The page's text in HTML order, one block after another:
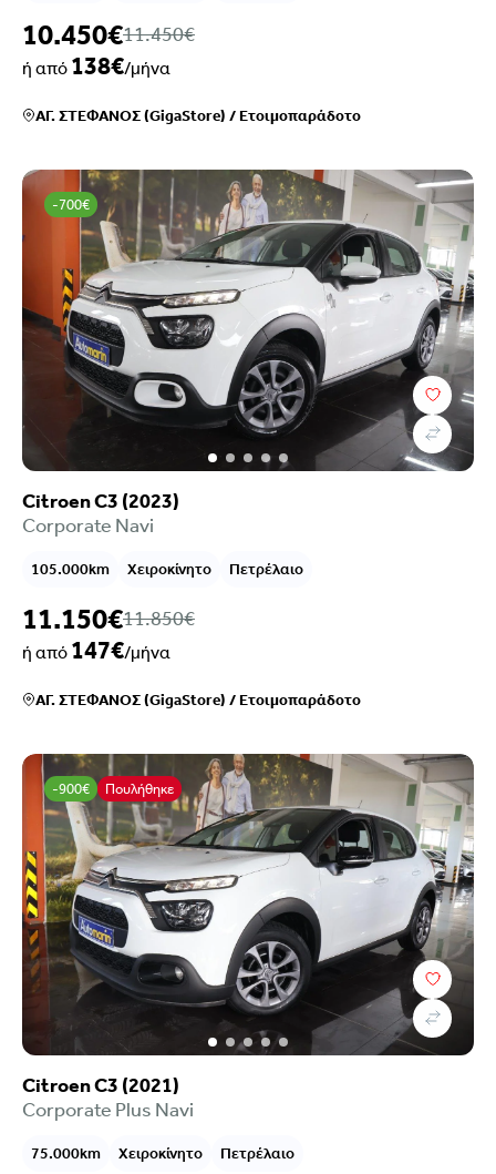
10.450€11.450€
ή από 138€/μήνα
ΑΓ. ΣΤΕΦΑΝΟΣ (GigaStore) /Ετοιμοπαράδοτο
-700€
Citroen C3 (2023)
Corporate Navi
105.000km Χειροκίνητο Πετρέλαιο
11.150€11.850€
ή από 147€/μήνα
ΑΓ. ΣΤΕΦΑΝΟΣ (GigaStore) /Ετοιμοπαράδοτο
-900€ Πουλήθηκε
Citroen C3 (2021)
Corporate Plus Navi
75.000km Χειροκίνητο Πετρέλαιο